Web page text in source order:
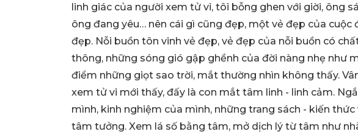
linh giác của người xem tử vi, tôi bỗng ghen với giời, ông
ông đang yêu… nên cái gì cũng đẹp, một vẻ đẹp của cuộc
đẹp. Nỗi buồn tôn vinh vẻ đẹp, vẻ đẹp của nỗi buồn có
thông, những sóng gió gập ghềnh của đời nàng nhẹ như
điểm những giọt sao trời, mắt thường nhìn không thấy.
xem tử vi mới thấy, đấy là con mắt tâm linh - linh cảm.
mình, kinh nghiệm của mình, những trang sách - kiến
tâm tưởng. Xem lá số bằng tâm, mở dịch lý từ tâm như